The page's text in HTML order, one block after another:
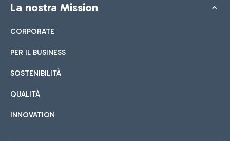
La nostra Mission
CORPORATE
PER IL BUSINESS
SOSTENIBILITÀ
QUALITÀ
INNOVATION